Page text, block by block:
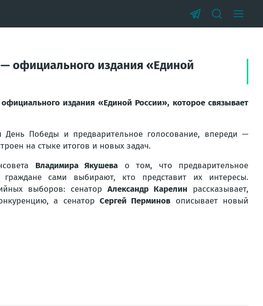
официального издания «Единой
издания «Единой России», которое связывает
Победы и предварительное голосование, впереди —
на стыке итогов и новых задач.
Владимира Якушева о том, что предварительное
сами выбирают, кто представит их интересы.
выборов: сенатор Александр Карелин рассказывает,
а сенатор Сергей Перминов описывает новый